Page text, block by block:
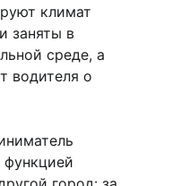
климат
заняты в
среде, а
водителя о
функцией